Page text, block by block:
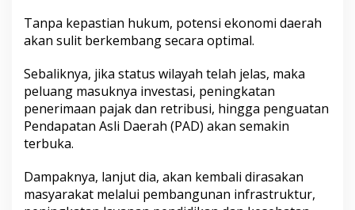
Tanpa kepastian hukum, potensi ekonomi daerah
akan sulit berkembang secara optimal.
Sebaliknya, jika status wilayah telah jelas, maka
peluang masuknya investasi, peningkatan
penerimaan pajak dan retribusi, hingga penguatan
Pendapatan Asli Daerah (PAD) akan semakin
terbuka.
Dampaknya, lanjut dia, akan kembali dirasakan
masyarakat melalui pembangunan infrastruktur,